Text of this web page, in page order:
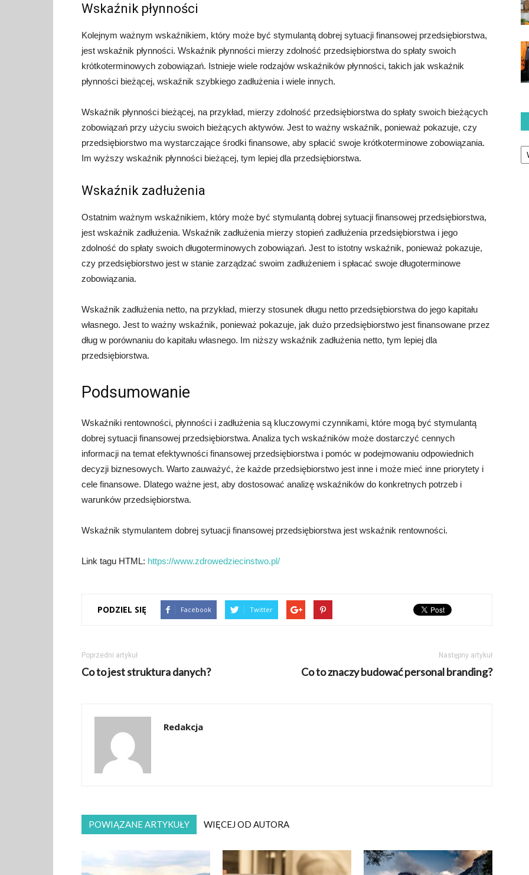
Wskaźnik płynności
Kolejnym ważnym wskaźnikiem, który może być stymulantą dobrej sytuacji finansowej przedsiębiorstwa,
jest wskaźnik płynności. Wskaźnik płynności mierzy zdolność przedsiębiorstwa do spłaty swoich
krótkoterminowych zobowiązań. Istnieje wiele rodzajów wskaźników płynności, takich jak wskaźnik
płynności bieżącej, wskaźnik szybkiego zadłużenia i wiele innych.
Wskaźnik płynności bieżącej, na przykład, mierzy zdolność przedsiębiorstwa do spłaty swoich bieżących
zobowiązań przy użyciu swoich bieżących aktywów. Jest to ważny wskaźnik, ponieważ pokazuje, czy
przedsiębiorstwo ma wystarczające środki finansowe, aby spłacić swoje krótkoterminowe zobowiązania.
Im wyższy wskaźnik płynności bieżącej, tym lepiej dla przedsiębiorstwa.
Wskaźnik zadłużenia
Ostatnim ważnym wskaźnikiem, który może być stymulantą dobrej sytuacji finansowej przedsiębiorstwa,
jest wskaźnik zadłużenia. Wskaźnik zadłużenia mierzy stopień zadłużenia przedsiębiorstwa i jego
zdolność do spłaty swoich długoterminowych zobowiązań. Jest to istotny wskaźnik, ponieważ pokazuje,
czy przedsiębiorstwo jest w stanie zarządzać swoim zadłużeniem i spłacać swoje długoterminowe
zobowiązania.
Wskaźnik zadłużenia netto, na przykład, mierzy stosunek długu netto przedsiębiorstwa do jego kapitału
własnego. Jest to ważny wskaźnik, ponieważ pokazuje, jak dużo przedsiębiorstwo jest finansowane przez
dług w porównaniu do kapitału własnego. Im niższy wskaźnik zadłużenia netto, tym lepiej dla
przedsiębiorstwa.
Podsumowanie
Wskaźniki rentowności, płynności i zadłużenia są kluczowymi czynnikami, które mogą być stymulantą
dobrej sytuacji finansowej przedsiębiorstwa. Analiza tych wskaźników może dostarczyć cennych
informacji na temat efektywności finansowej przedsiębiorstwa i pomóc w podejmowaniu odpowiednich
decyzji biznesowych. Warto zauważyć, że każde przedsiębiorstwo jest inne i może mieć inne priorytety i
cele finansowe. Dlatego ważne jest, aby dostosować analizę wskaźników do konkretnych potrzeb i
warunków przedsiębiorstwa.
Wskaźnik stymulantem dobrej sytuacji finansowej przedsiębiorstwa jest wskaźnik rentowności.
Link tagu HTML: https://www.zdrowedziecinstwo.pl/
PODZIEL SIĘ Facebook Twitter
Poprzedni artykuł
Co to jest struktura danych?
Następny artykuł
Co to znaczy budować personal branding?
Redakcja
POWIĄZANE ARTYKUŁY WIĘCEJ OD AUTORA